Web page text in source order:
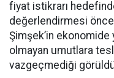
fiyat istikrarı
değerlendirmesi
Şimşek’in
olmayan umutlara
vazgeçmediği